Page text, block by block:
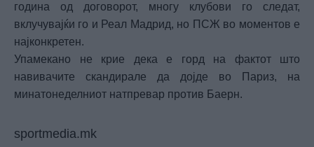
година од договорот, многу клубови го следат,
вклучувајќи го и Реал Мадрид, но ПСЖ во моментов е
најконкретен.
Упамекано не крие дека е горд на фактот што
навивачите скандирале да дојде во Париз, на
минатонеделниот натпревар против Баерн.
sportmedia.mk